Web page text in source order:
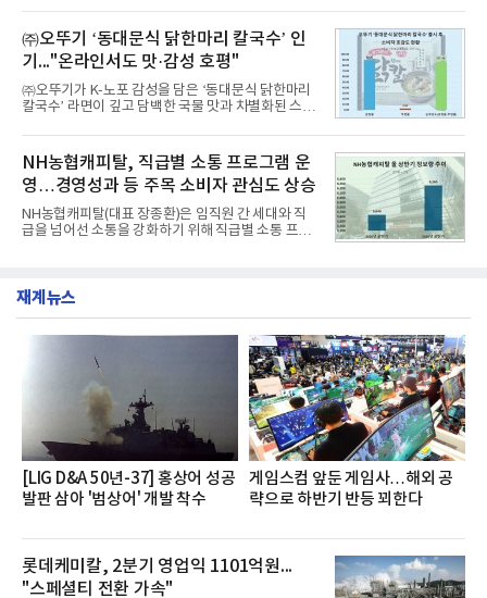
수력원자력, 한국석
떼는 6년 만에 선보이는 8세대 완전변경 모델로, ▲정
교한 선과 면을 중심으로 완성한 파격적인 디자인 ▲
과거 중형 세단 수준으로 확대된 차체 제원 ▲글로벌
최고 수준의 안전성 ▲성능과 효율을 동시에 높인 주
행 완성도 ▲첨단 편의 및 디지털 사양 적용 등을 통해
글로벌 준중형 세단의 새로운 기준을 세웠다.아반떼
는 가솔린 2.0과 1.6 하이브리드 두 가지 파워트레인
넘
㈜오뚜기 ‘동대문식 닭한마리 칼국수’ 인
기..."온라인서도 맛·감성 호평"
㈜오뚜기가 K-노포 감성을 담은 ‘동대문식 닭한마리
칼국수’ 라면이 깊고 담백한 국물 맛과 차별화된 스토
혔다.‘동대문식 닭한마리 칼국수’는 예상을 뛰어넘는
소비자 호응에 힘입어 지난 7월 13일 첫 선을 보인 지
단 18일 만에 누적 판매량 50만 개를 돌파하는 성과를
거두었다.이번 신제품은 개발진이 전국의 닭한마리
전문점을 직접 찾아 다니며 최적의 육수 비율을 완성
했다. 자극적이지 않으면서도 깊은 닭육수에 마늘의
개운한 풍미를 더했으며, 국물이 잘 배어들면서도 쫄
서도
NH농협캐피탈, 직급별 소통 프로그램 운
영…경영성과 등 주목 소비자 관심도 상승
NH농협캐피탈(대표 장종환)은 임직원 간 세대와 직
급을 넘어선 소통을 강화하기 위해 직급별 소통 프로
영지원부 홍보팀과 2026년 새로이(e)＊가 공동 주관
쳐 진행됐다.참고로 새로이(e)는 NH농협캐피탈 MZ
세대들로(과장~계장) 구성된 자율 참여조직으로, 조
직문화 혁신과 업무 효율성 향상을 위한 다양한 활동
을 추진하며,새로운 변화와 이로운 영향력을 조직전
반에 전파하는 역할
재계뉴스
[LIG D&A 50년-37] 홍상어 성공
발판 삼아 '범상어' 개발 착수
게임스컴 앞둔 게임사…해외 공
략으로 하반기 반등 꾀한다
롯데케미칼, 2분기 영업익 1101억원...
"스페셜티 전환 가속"